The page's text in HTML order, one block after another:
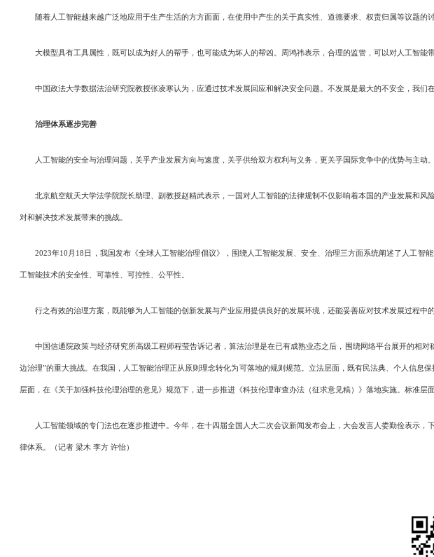
随着人工智能越来越广泛地应用于生产生活的方方面面，在使用中产生的关于真实性、道德要求、权责归属等议题的讨
大模型具有工具属性，既可以成为好人的帮手，也可能成为坏人的帮凶。周鸿祎表示，合理的监管，可以对人工智能
中国政法大学数据法治研究院教授张凌寒认为，应通过技术发展回应和解决安全问题。不发展是最大的不安全，我们
治理体系逐步完善
人工智能的安全与治理问题，关乎产业发展方向与速度，关乎供给双方权利与义务，更关乎国际竞争中的优势与主动。
北京航空航天大学法学院院长助理、副教授赵精武表示，一国对人工智能的法律规制不仅影响着本国的产业发展和风
对和解决技术发展带来的挑战。
2023年10月18日，我国发布《全球人工智能治理倡议》，围绕人工智能发展、安全、治理三方面系统阐述了人工智
工智能技术的安全性、可靠性、可控性、公平性。
行之有效的治理方案，既能够为人工智能的创新发展与产业应用提供良好的发展环境，还能妥善应对技术发展过程中的
中国信通院政策与经济研究所高级工程师程莹告诉记者，算法治理是在已有成熟业态之后，围绕网络平台展开的相
边治理”的重大挑战。在我国，人工智能治理正从原则理念转化为可落地的规则规范。立法层面，既有民法典、个人信
层面，在《关于加强科技伦理治理的意见》规范下，进一步推进《科技伦理审查办法（征求意见稿）》落地实施。标准
人工智能领域的专门法也在逐步推进中。今年，在十四届全国人大二次会议新闻发布会上，大会发言人娄勤俭表示，
律体系。（记者 梁木 李方 许怡）